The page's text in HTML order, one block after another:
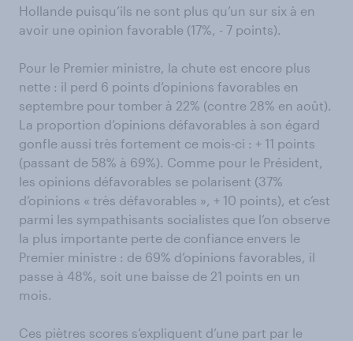
Hollande puisqu’ils ne sont plus qu’un sur six à en
avoir une opinion favorable (17%, - 7 points).
Pour le Premier ministre, la chute est encore plus
nette : il perd 6 points d’opinions favorables en
septembre pour tomber à 22% (contre 28% en août).
La proportion d’opinions défavorables à son égard
gonfle aussi très fortement ce mois-ci : + 11 points
(passant de 58% à 69%). Comme pour le Président,
les opinions défavorables se polarisent (37%
d’opinions « très défavorables », + 10 points), et c’est
parmi les sympathisants socialistes que l’on observe
la plus importante perte de confiance envers le
Premier ministre : de 69% d’opinions favorables, il
passe à 48%, soit une baisse de 21 points en un
mois.
Ces piètres scores s’expliquent d’une part par le